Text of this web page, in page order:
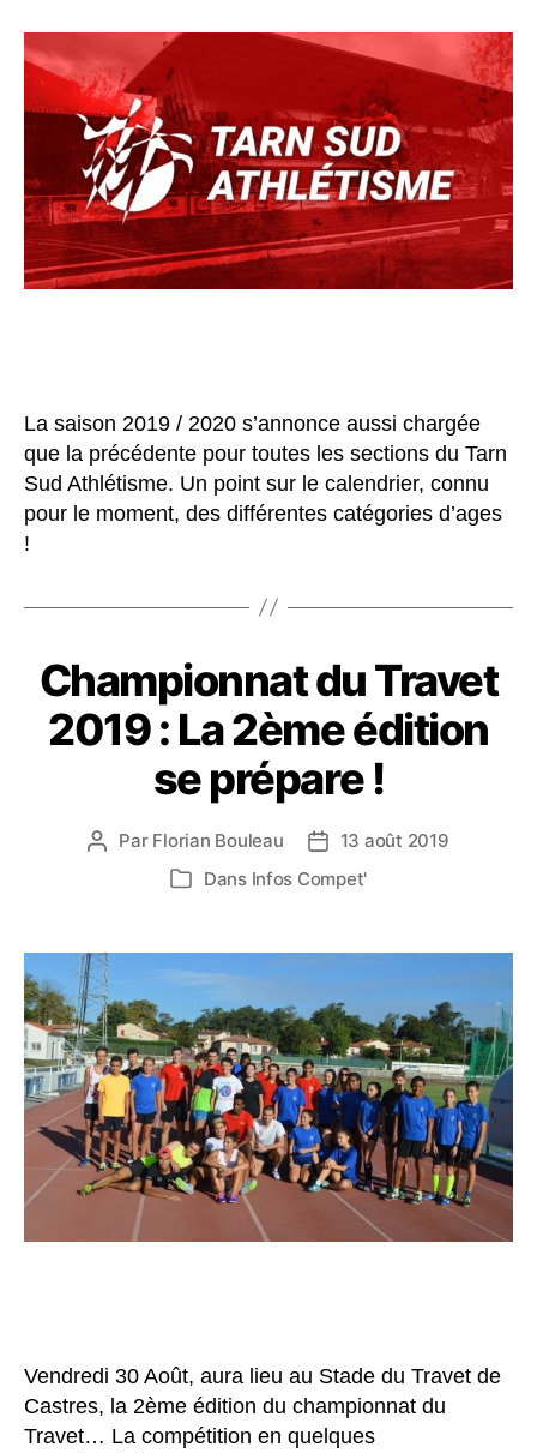
La saison 2019 / 2020 s’annonce aussi chargée
que la précédente pour toutes les sections du Tarn
Sud Athlétisme. Un point sur le calendrier, connu
pour le moment, des différentes catégories d’ages
!
Championnat du Travet
2019 : La 2ème édition
se prépare !
Auteur
Par Florian Bouleau
Date
l’article
13 août 2019
Catégories
Dans Infos Compet'
Vendredi 30 Août, aura lieu au Stade du Travet de
Castres, la 2ème édition du championnat du
Travet… La compétition en quelques